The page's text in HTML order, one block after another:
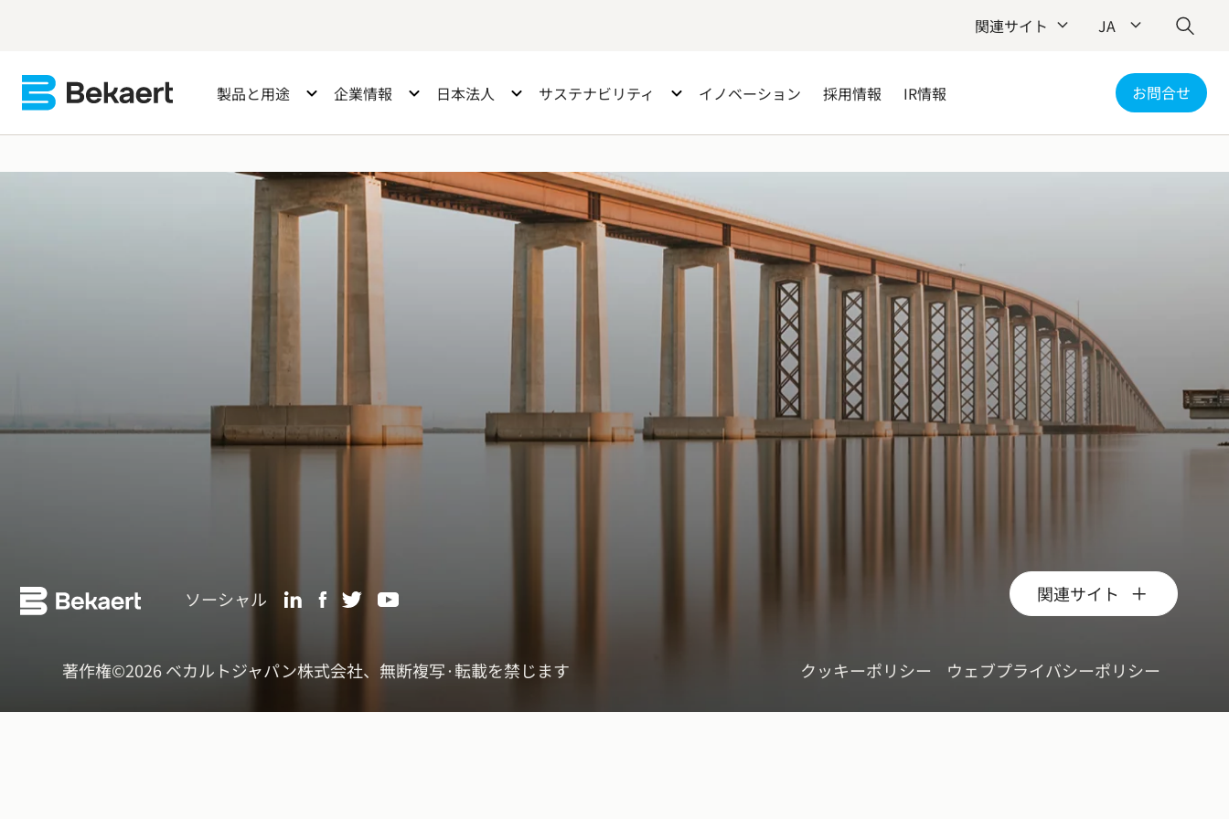
関連サイト JA
製品と用途 企業情報 日本法人 サステナビリティ イノベーション 採用情報 IR情報 お問合せ
著作権©2026 ベカルトジャパン株式会社、無断複写·転載を禁じます
ソーシャル
クッキーポリシー ウェブプライバシーポリシー
関連サイト